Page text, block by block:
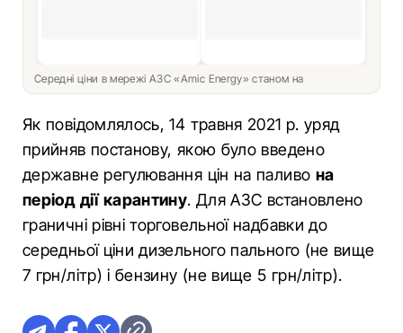
Середні ціни в мережі АЗС «Amic Energy» станом на
Як повідомлялось, 14 травня 2021 р. уряд
прийняв постанову, якою було введено
державне регулювання цін на паливо на
період дії карантину. Для АЗС встановлено
граничні рівні торговельної надбавки до
середньої ціни дизельного пального (не вище
7 грн/літр) і бензину (не вище 5 грн/літр).